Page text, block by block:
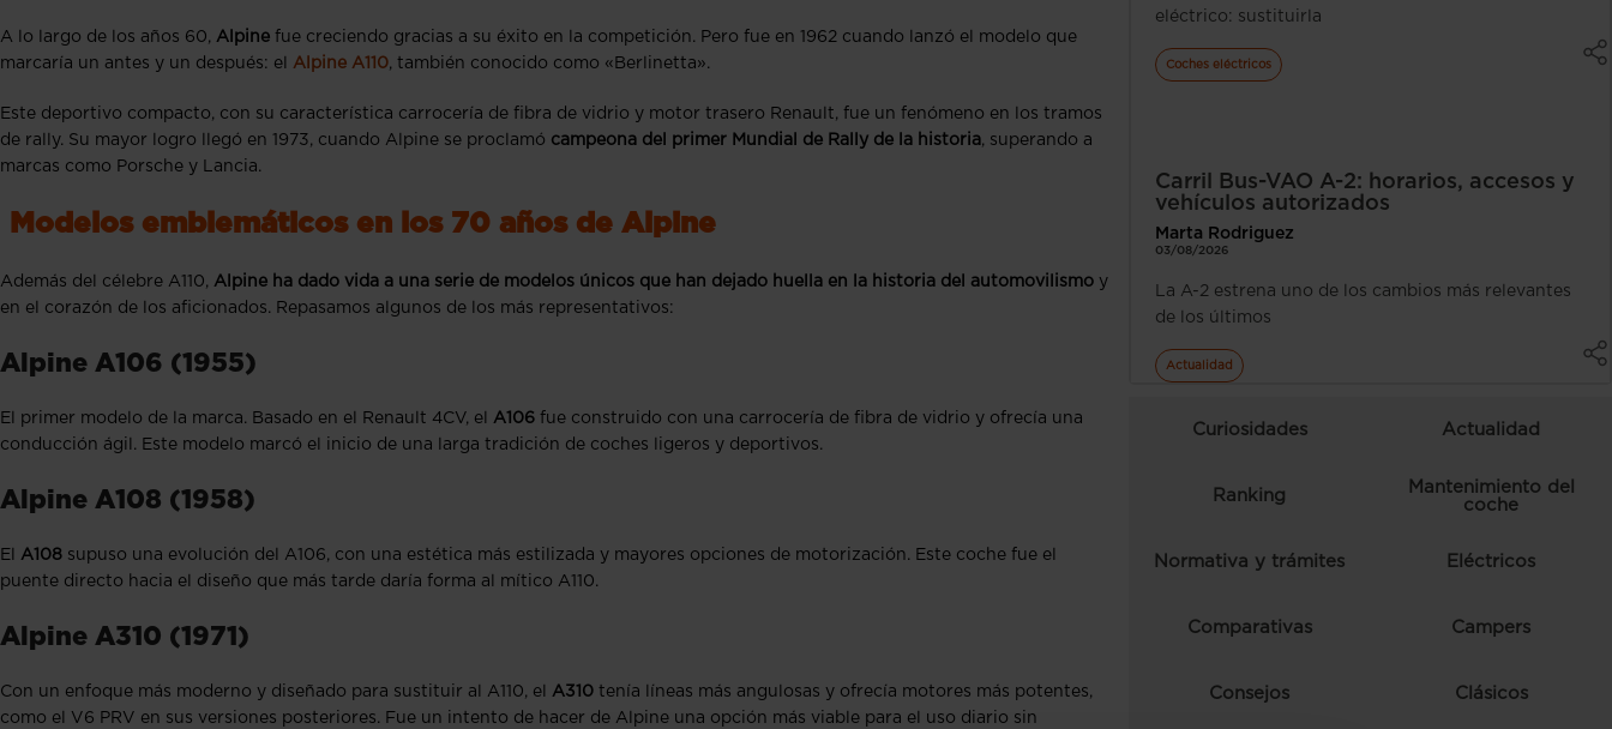
A lo largo de los años 60, Alpine fue creciendo gracias a su éxito en la competición. Pero fue en 1962 cuando lanzó el modelo que
marcaría un antes y un después: el Alpine A110, también conocido como «Berlinetta».
Este deportivo compacto, con su característica carrocería de fibra de vidrio y motor trasero Renault, fue un fenómeno en los tramos
de rally. Su mayor logro llegó en 1973, cuando Alpine se proclamó campeona del primer Mundial de Rally de la historia, superando a
marcas como Porsche y Lancia.
Modelos emblemáticos en los 70 años de Alpine
Además del célebre A110, Alpine ha dado vida a una serie de modelos únicos que han dejado huella en la historia del automovilismo y
en el corazón de los aficionados. Repasamos algunos de los más representativos:
Alpine A106 (1955)
El primer modelo de la marca. Basado en el Renault 4CV, el A106 fue construido con una carrocería de fibra de vidrio y ofrecía una
conducción ágil. Este modelo marcó el inicio de una larga tradición de coches ligeros y deportivos.
Alpine A108 (1958)
El A108 supuso una evolución del A106, con una estética más estilizada y mayores opciones de motorización. Este coche fue el
puente directo hacia el diseño que más tarde daría forma al mítico A110.
Alpine A310 (1971)
Con un enfoque más moderno y diseñado para sustituir al A110, el A310 tenía líneas más angulosas y ofrecía motores más potentes,
como el V6 PRV en sus versiones posteriores. Fue un intento de hacer de Alpine una opción más viable para el uso diario sin
eléctrico: sustituirla
Coches eléctricos
Carril Bus-VAO A-2: horarios, accesos y
vehículos autorizados
Marta Rodriguez
03/08/2026
La A-2 estrena uno de los cambios más relevantes
de los últimos
Actualidad
Curiosidades Actualidad
Ranking
Mantenimiento del
coche
Normativa y trámites Eléctricos
Comparativas Campers
Consejos Clásicos